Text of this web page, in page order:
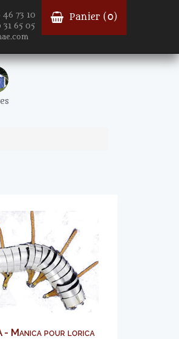
73 10
65 05
Panier ( 0)
- Manica pour lorica